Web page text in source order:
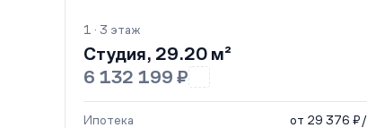
1 · 3 этаж
Студия, 29.20 м²
6 132 199 ₽
Ипотека от 29 376 ₽/